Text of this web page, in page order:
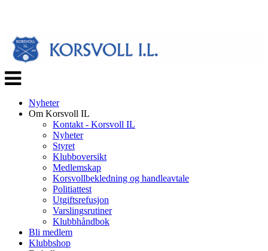
Veksle
navigasjon
Nyheter
Om Korsvoll IL
Kontakt - Korsvoll IL
Nyheter
Styret
Klubboversikt
Medlemskap
Korsvollbekledning og handleavtale
Politiattest
Utgiftsrefusjon
Varslingsrutiner
Klubbhåndbok
Bli medlem
Klubbshop